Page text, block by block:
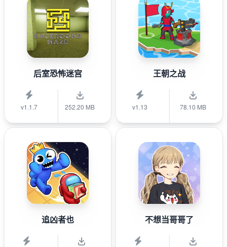
后室恐怖迷宫
v1.1.7 252.20 MB
王朝之战
v1.13 78.10 MB
追凶者也 不想当哥哥了